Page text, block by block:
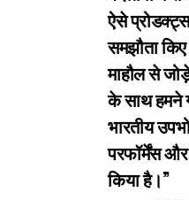
ऐसे
समझौता
माहौल से
के साथ हमने
भारतीय
परफॉर्मेंस
किया है।”